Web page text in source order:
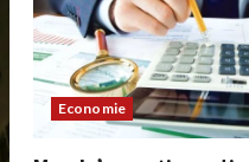
Economie